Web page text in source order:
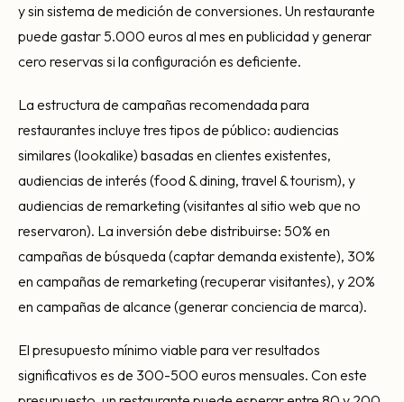
y sin sistema de medición de conversiones. Un restaurante
puede gastar 5.000 euros al mes en publicidad y generar
cero reservas si la configuración es deficiente.
La estructura de campañas recomendada para
restaurantes incluye tres tipos de público: audiencias
similares (lookalike) basadas en clientes existentes,
audiencias de interés (food & dining, travel & tourism), y
audiencias de remarketing (visitantes al sitio web que no
reservaron). La inversión debe distribuirse: 50% en
campañas de búsqueda (captar demanda existente), 30%
en campañas de remarketing (recuperar visitantes), y 20%
en campañas de alcance (generar conciencia de marca).
El presupuesto mínimo viable para ver resultados
significativos es de 300-500 euros mensuales. Con este